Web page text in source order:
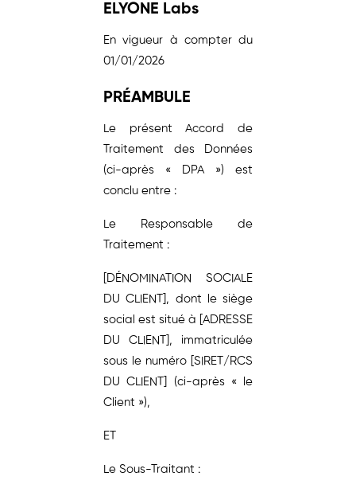
ELYONE Labs
En vigueur à compter du
01/01/2026
PRÉAMBULE
Le présent Accord de
Traitement des Données
(ci-après « DPA ») est
conclu entre :
Le Responsable de
Traitement :
[DÉNOMINATION SOCIALE
DU CLIENT], dont le siège
social est situé à [ADRESSE
DU CLIENT], immatriculée
sous le numéro [SIRET/RCS
DU CLIENT] (ci-après « le
Client »),
ET
Le Sous-Traitant :